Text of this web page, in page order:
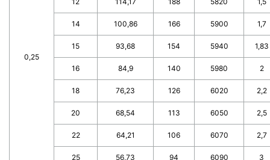
0,25
14 100,86 166 5900 1,7
15 93,68 154 5940 1,83
16 84,9 140 5980 2
18 76,23 126 6020 2,2
20 68,54 113 6050 2,5
22 64,21 106 6070 2,7
25 56,73 94 6090 3